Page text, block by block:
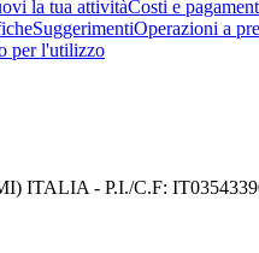
la tua attivitàCosti e
SuggerimentiOperazioni a
per l'utilizzo
ITALIA - P.I./C.F: